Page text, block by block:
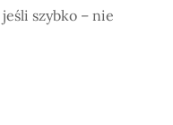
szybko – nie